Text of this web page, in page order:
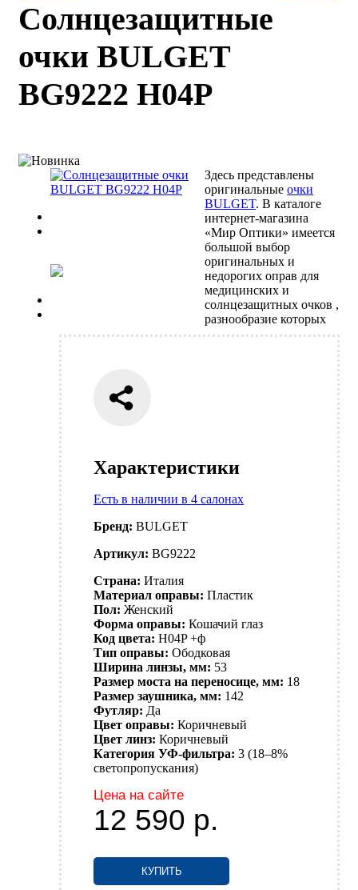
Солнцезащитные
очки BULGET
BG9222 H04P
Характеристики
Есть в наличии в 4 салонах
Бренд: BULGET
Артикул: BG9222
Страна: Италия
Материал оправы: Пластик
Пол: Женский
Форма оправы: Кошачий глаз
Код цвета: H04P +ф
Тип оправы: Ободковая
Ширина линзы, мм: 53
Размер моста на переносице, мм: 18
Размер заушника, мм: 142
Футляр: Да
Цвет оправы: Коричневый
Цвет линз: Коричневый
Категория УФ-фильтра: 3 (18–8%
светопропускания)
Цена на сайте
12 590 р.
КУПИТЬ
Здесь представлены
оригинальныеочки
BULGET. В каталоге
интернет-магазина
«Мир Оптики» имеется
большой выбор
оригинальных и
недорогих оправ для
медицинских и
солнцезащитных очков ,
разнообразие которых